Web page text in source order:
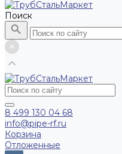
Поиск
8 499 130 04 68
info@pipe-rf.ru
Корзина
Отложенные